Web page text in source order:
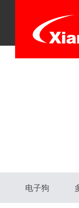
电子狗